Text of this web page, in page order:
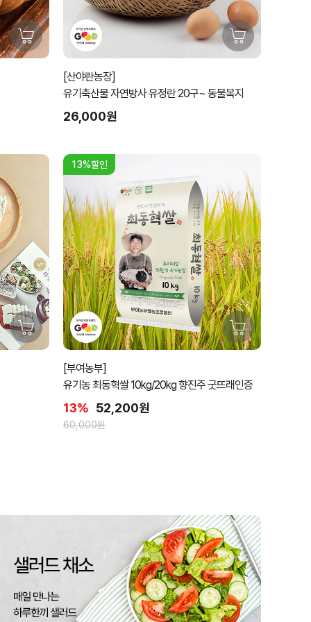
[산야란농장]
유기축산물 자연방사 유정란 20구~ 동물복지
26,000원
13%할인
[부여농부]
유기농 최동혁쌀 10kg/20kg 향진주 굿뜨래인증
13% 52,200원
60,000원